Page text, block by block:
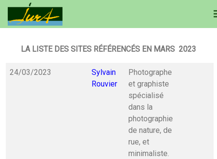
LA LISTE DES SITES RÉFÉRENCÉS EN MARS 2023
24/03/2023
Sylvain
Rouvier
Photographe
et graphiste
spécialisé
dans la
photographie
de nature, de
rue, et
minimaliste.